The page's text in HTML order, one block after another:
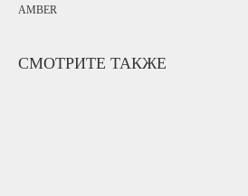
AMBER
СМОТРИТЕ ТАКЖЕ